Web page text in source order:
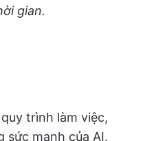
gian.
trình làm việc,
sức mạnh của AI.